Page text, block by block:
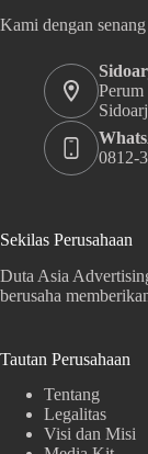
Kami dengan
0812-
Sekilas Perusahaan
Duta Asia
berusaha
Tautan Perusahaan
Tentang
Legalitas
Visi dan Misi